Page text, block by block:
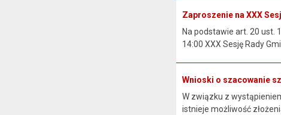
Zaproszenie na XXX
Na podstawie art. 20 ust.
14:00 XXX Sesję Rady
Wnioski o szacowanie
W związku z
istnieje możliwość